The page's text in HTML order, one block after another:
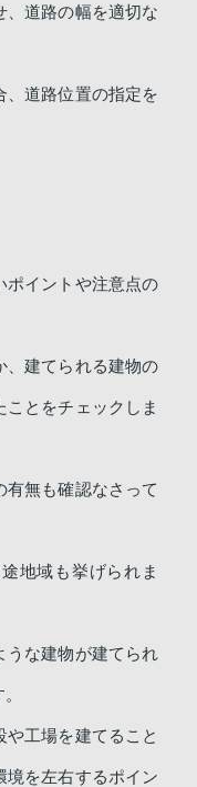
、道路の幅を適切な
、道路位置の指定を
ポイントや注意点の
、建てられる建物の
とをチェックしま
無も確認なさって
地域も挙げられま
うな建物が建てられ
工場を建てること
境を左右するポイン